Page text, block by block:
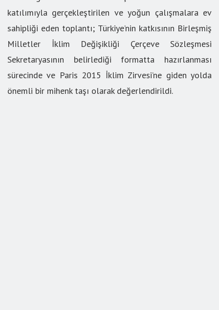
katılımıyla gerçekleştirilen ve yoğun çalışmalara ev
sahipliği eden toplantı; Türkiye’nin katkısının Birleşmiş
Milletler İklim Değişikliği Çerçeve Sözleşmesi
Sekretaryasının belirlediği formatta hazırlanması
sürecinde ve Paris 2015 İklim Zirvesi’ne giden yolda
önemli bir mihenk taşı olarak değerlendirildi.